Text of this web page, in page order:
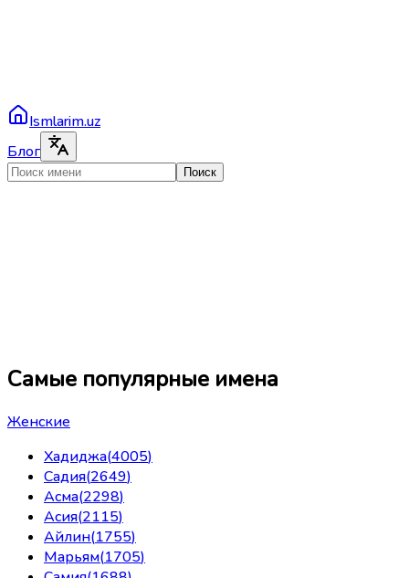
Ismlarim.uz
Блог
Поиск
Самые популярные имена
Женские
Хадиджа(4005)
Садия(2649)
Асма(2298)
Асия(2115)
Айлин(1755)
Марьям(1705)